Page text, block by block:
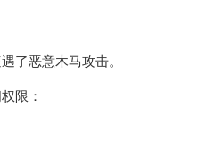
了恶意木马攻击。
限：